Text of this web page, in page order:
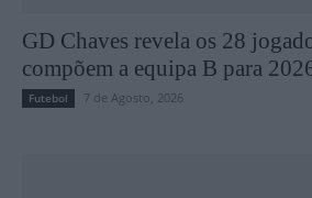
GD Chaves revela os 28
compõem a equipa B para
Futebol 7 de Agosto, 2026